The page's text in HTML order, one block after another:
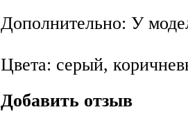
Дополнительно: У
Цвета: серый,
Добавить отзыв